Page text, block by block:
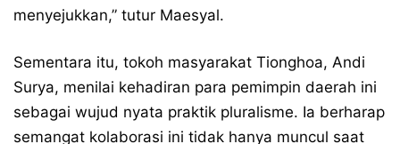
menyejukkan,” tutur Maesyal.
​Sementara itu, tokoh masyarakat Tionghoa, Andi
Surya, menilai kehadiran para pemimpin daerah ini
sebagai wujud nyata praktik pluralisme. Ia berharap
semangat kolaborasi ini tidak hanya muncul saat